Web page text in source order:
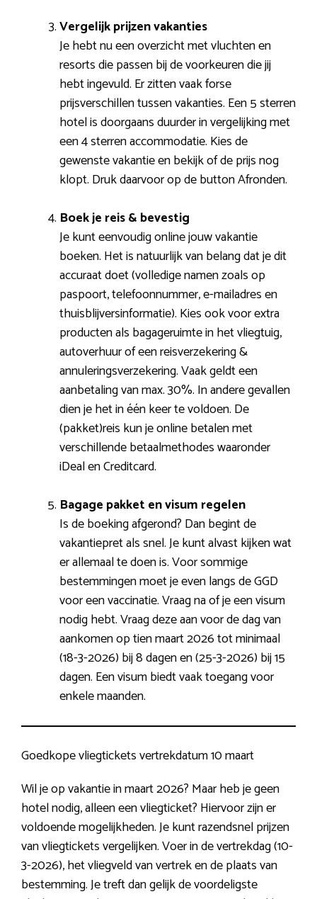
Vergelijk prijzen vakanties
Je hebt nu een overzicht met vluchten en
resorts die passen bij de voorkeuren die jij
hebt ingevuld. Er zitten vaak forse
prijsverschillen tussen vakanties. Een 5 sterren
hotel is doorgaans duurder in vergelijking met
een 4 sterren accommodatie. Kies de
gewenste vakantie en bekijk of de prijs nog
klopt. Druk daarvoor op de button Afronden.
Boek je reis & bevestig
Je kunt eenvoudig online jouw vakantie
boeken. Het is natuurlijk van belang dat je dit
accuraat doet (volledige namen zoals op
paspoort, telefoonnummer, e-mailadres en
thuisblijversinformatie). Kies ook voor extra
producten als bagageruimte in het vliegtuig,
autoverhuur of een reisverzekering &
annuleringsverzekering. Vaak geldt een
aanbetaling van max. 30%. In andere gevallen
dien je het in één keer te voldoen. De
(pakket)reis kun je online betalen met
verschillende betaalmethodes waaronder
iDeal en Creditcard.
Bagage pakket en visum regelen
Is de boeking afgerond? Dan begint de
vakantiepret als snel. Je kunt alvast kijken wat
er allemaal te doen is. Voor sommige
bestemmingen moet je even langs de GGD
voor een vaccinatie. Vraag na of je een visum
nodig hebt. Vraag deze aan voor de dag van
aankomen op tien maart 2026 tot minimaal
(18-3-2026) bij 8 dagen en (25-3-2026) bij 15
dagen. Een visum biedt vaak toegang voor
enkele maanden.
Goedkope vliegtickets vertrekdatum 10 maart
Wil je op vakantie in maart 2026? Maar heb je geen
hotel nodig, alleen een vliegticket? Hiervoor zijn er
voldoende mogelijkheden. Je kunt razendsnel prijzen
van vliegtickets vergelijken. Voer in de vertrekdag (10-
3-2026), het vliegveld van vertrek en de plaats van
bestemming. Je treft dan gelijk de voordeligste